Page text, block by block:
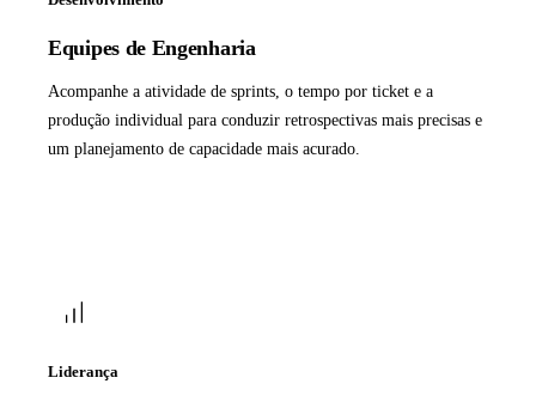
Equipes de Engenharia
Acompanhe a atividade de sprints, o tempo por ticket e a
produção individual para conduzir retrospectivas mais precisas e
um planejamento de capacidade mais acurado.
Liderança